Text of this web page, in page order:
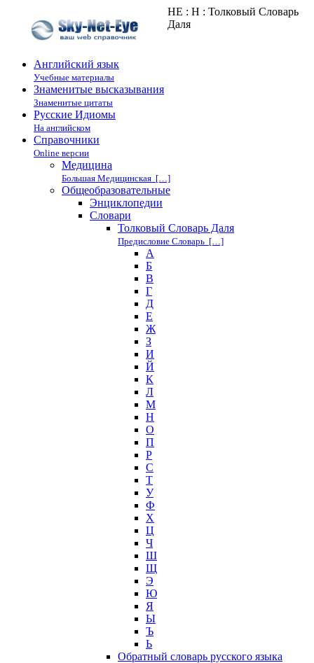
НЕ : Н : Толковый Словарь
Даля
Английский язык
Учебные материалы
Знаменитые высказывания
Знаменитые цитаты
Русские Идиомы
На английском
Справочники
Online версии
Медицина
Большая Медицинская […]
Общеобразовательные
Энциклопедии
Cловари
Толковый Словарь Даля
Предисловие Словарь […]
А
Б
В
Г
Д
Е
Ж
З
И
Й
К
Л
М
Н
О
П
Р
С
Т
У
Ф
Х
Ц
Ч
Ш
Щ
Э
Ю
Я
Ы
Ъ
Ь
Обратный словарь русского языка